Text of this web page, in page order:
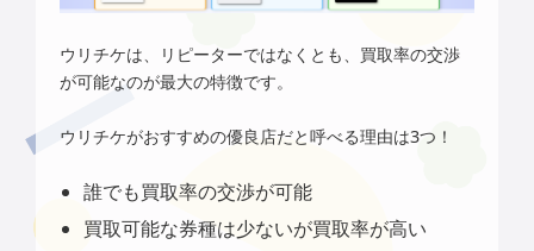
ウリチケは、リピーターではなくとも、買取率の交渉
が可能なのが最大の特徴です。
ウリチケがおすすめの優良店だと呼べる理由は3つ！
誰でも買取率の交渉が可能
買取可能な券種は少ないが買取率が高い